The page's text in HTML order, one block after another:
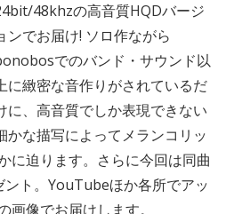
48khzの高音質HQDバージ
ンでお届け! ソロ作ながら
でのバンド・サウンド以
に緻密な音作りがされているだ
に、高音質でしか表現できない
かな描写によってメランコリッ
に迫ります。さらに今回は同曲
ト。YouTubeほか各所でアッ
画像でお届けします。